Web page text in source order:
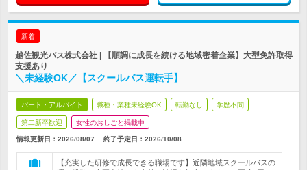
新着
越佐観光バス株式会社 | 【順調に成長を続ける地域密着企業】大型免許取得
支援あり
＼未経験OK／【スクールバス運転手】
パート・アルバイト 職種・業種未経験OK 転勤なし 学歴不問
第二新卒歓迎 女性のおしごと掲載中
情報更新日：2026/08/07 終了予定日： 2026/10/08
【充実した研修で成長できる職場です】近隣地域スクールバスの